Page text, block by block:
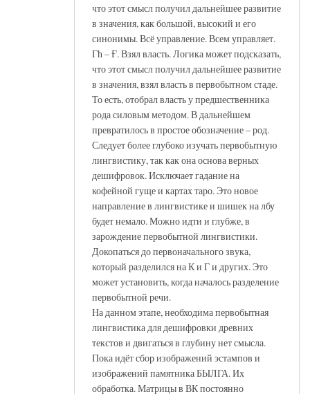
что этот смысл получил дальнейшее развитие
в значения, как большой, высокий и его
синонимы. Всё управление. Всем управляет.
Гһ – Ғ. Взял власть. Логика может подсказать,
что этот смысл получил дальнейшее развитие
в значения, взял власть в первобытном стаде.
То есть, отобрал власть у предшественника
рода силовым методом. В дальнейшем
превратилось в простое обозначение – род.
Следует более глубоко изучать первобытную
лингвистику, так как она основа верных
дешифровок. Исключает гадание на
кофейной гуще и картах таро. Это новое
направление в лингвистике и шишек на лбу
будет немало. Можно идти и глубже, в
зарождение первобытной лингвистики.
Докопаться до первоначального звука,
который разделился на К и Г и других. Это
может установить, когда началось разделение
первобытной речи.
На данном этапе, необходима первобытная
лингвистика для дешифровки древних
текстов и двигаться в глубину нет смысла.
Пока идёт сбор изображений эстампов и
изображений памятника БЫЛГА. Их
обработка. Матрицы в ВК постоянно